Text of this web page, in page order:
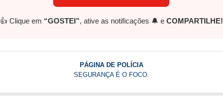
👍 Clique em “GOSTEI”, ative as notificações 🔔 e COMPARTILHE!
PÁGINA DE POLÍCIA
SEGURANÇA É O FOCO.